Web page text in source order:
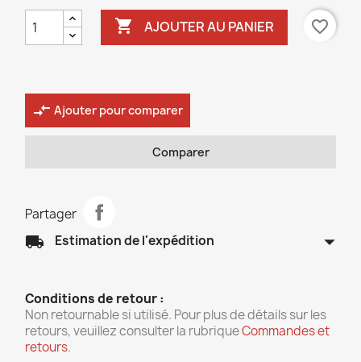
 AJOUTER AU PANIER favorite_border
compare_arrows Ajouter pour comparer
Comparer
Partager
local_shipping Estimation de l'expédition arrow_drop_down
Conditions de retour :
Non retournable si utilisé. Pour plus de détails sur les
retours, veuillez consulter la rubriqueCommandes et
retours.